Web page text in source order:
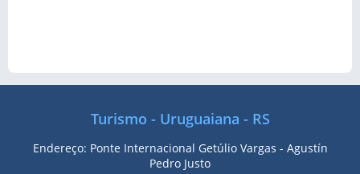
Turismo - Uruguaiana - RS
Endereço: Ponte Internacional Getúlio Vargas - Agustín
Pedro Justo